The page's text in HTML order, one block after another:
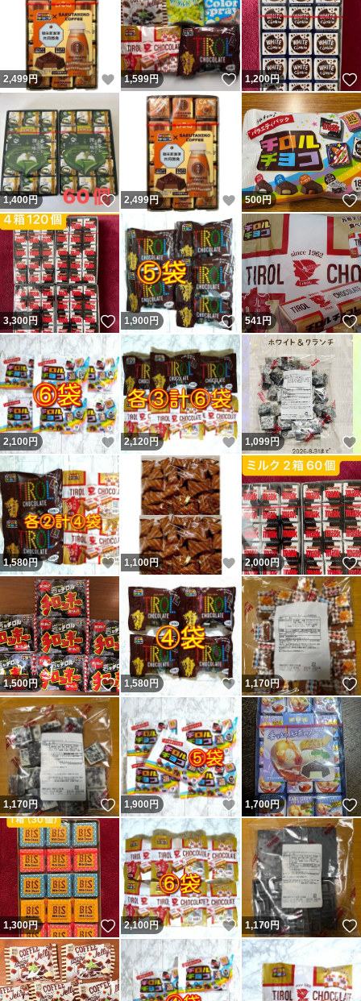
2,499円 いいね！
1,599円 いいね！
1,200円
1,400円 いいね！
2,499円 いいね！
500円
3,300円 いいね！
1,900 円 いいね！
541円
2,100円 いいね！
2,120 円 いいね！
1,099円
1,580円 いいね！
1,100円 いいね！
2,000円
1,500円 いいね！
1,580円 いいね！
1,170円
1,170円 いいね！
1,900円 いいね！
1,700円
1,300円 いいね！
2,100円 いいね！
1,170円